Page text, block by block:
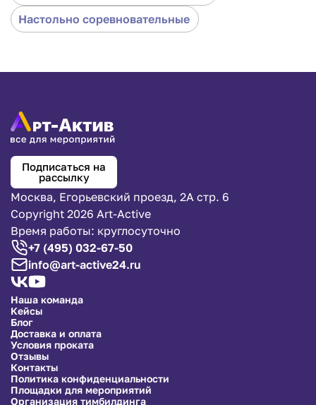
Настольно соревновательные
Подписаться на
рассылку
Москва, Егорьевский проезд, 2А стр. 6
Copyright 2026 Art-Active
Время работы: круглосуточно
+7 (495) 032-67-50
info@art-active24.ru
Наша команда
Кейсы
Блог
Доставка и оплата
Условия проката
Отзывы
Контакты
Политика конфиденциальности
Площадки для мероприятий
Организация тимбилдинга